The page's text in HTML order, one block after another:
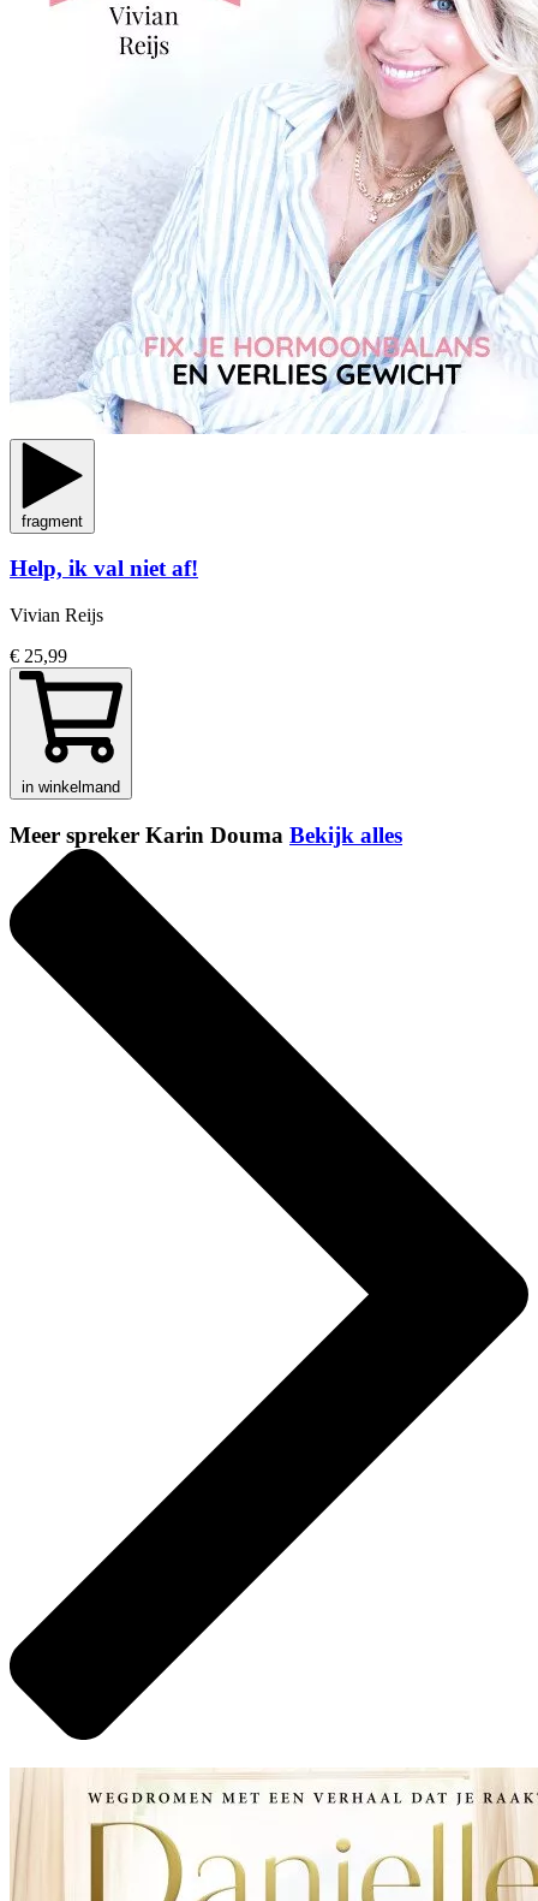
fragment
Help, ik val niet af!
Vivian Reijs
€ 25,99
in winkelmand
Meer spreker Karin Douma Bekijk alles